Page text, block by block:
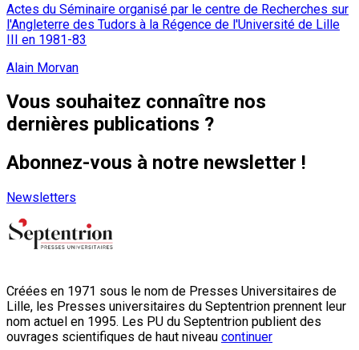
Actes du Séminaire organisé par le centre de Recherches sur
l'Angleterre des Tudors à la Régence de l'Université de Lille
III en 1981-83
Alain Morvan
Vous souhaitez connaître nos
dernières publications ?
Abonnez-vous à notre newsletter !
Newsletters
Créées en 1971 sous le nom de Presses Universitaires de
Lille, les Presses universitaires du Septentrion prennent leur
nom actuel en 1995. Les PU du Septentrion publient des
ouvrages scientifiques de haut niveau continuer